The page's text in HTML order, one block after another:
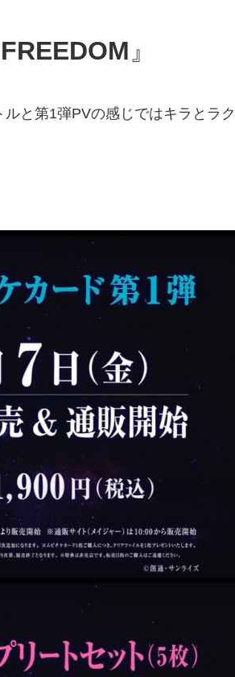
』
と第1弾PVの感じではキラとラク